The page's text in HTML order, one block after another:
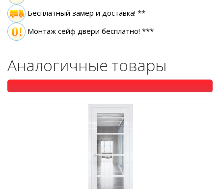
Бесплатный замер и доставка! **
Монтаж сейф двери бесплатно! ***
Аналогичные товары